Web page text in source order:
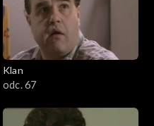
Klan
odc. 67